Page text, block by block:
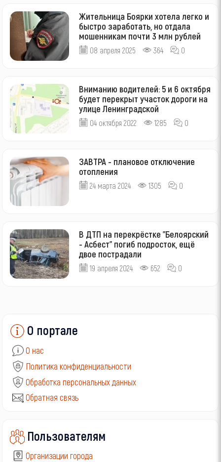
Жительница Боярки хотела легко и
быстро заработать, но отдала
мошенникам почти 3 млн рублей
08 апреля 2025 364 0
Вниманию водителей: 5 и 6 октября
будет перекрыт участок дороги на
улице Ленинградской
04 октября 2022 1285 0
ЗАВТРА - плановое отключение
отопления
24 марта 2024 1305 0
В ДТП на перекрёстке "Белоярский
- Асбест" погиб подросток, ещё
двое пострадали
19 апреля 2024 652 0
О портале
О нас
Политика конфиденциальности
Обработка персональных данных
Обратная связь
Пользователям
Организации города